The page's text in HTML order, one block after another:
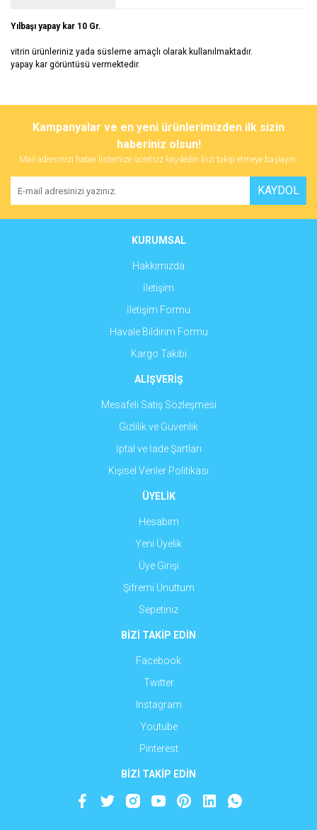
Yılbaşı yapay kar 10 Gr.
vitrin ürünleriniz yada süsleme amaçlı olarak kullanılmaktadır.
yapay kar görüntüsü vermektedir.
Bu ürüne ilk yorumu siz yapın!
Yorum Yaz
tarafımıza iletebilirsiniz.
Görüş ve önerileriniz için teşekkür ederiz.
Ürün resmi kalitesiz, bozuk veya görüntülenemiyor.
Ürün açıklamasında eksik bilgiler bulunuyor.
Ürün fiyatı diğer sitelerden daha pahalı.
Gönder
Kampanyalar ve en yeni ürünlerimizden ilk sizin
haberiniz olsun!
Mail adresinizi haber listemize ücretsiz kaydedin bizi takip etmeye başlayın.
KAYDOL
KURUMSAL
Hakkımızda
İletişim
İletişim Formu
Havale Bildirim Formu
Kargo Takibi
ALIŞVERİŞ
Mesafeli Satış Sözleşmesi
Gizlilik ve Güvenlik
İptal ve İade Şartları
Kişisel Veriler Politikası
ÜYELİK
Hesabım
Yeni Üyelik
Üye Girişi
Şifremi Unuttum
Sepetiniz
BİZİ TAKİP EDİN
Facebook
Twitter
Instagram
Youtube
Pinterest
BİZİ TAKİP EDİN